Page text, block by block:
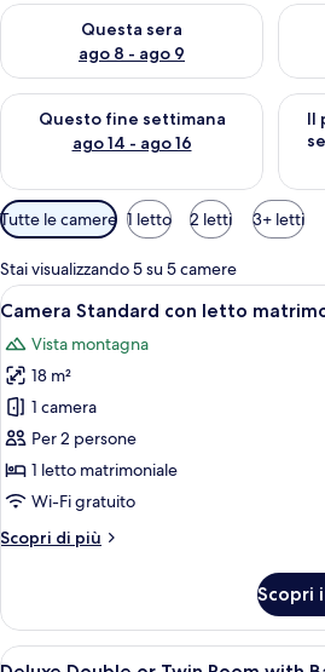
Questa sera
ago 8 - ago 9
Verifica la disponibilità per questa
Questo fine settimana
ago 14 - ago 16
Verifica la disponibilità per questo
Il
Filtri
disponibili
per
le
camere
Tutte le camere 1 letto 2 letti 3+ letti
Stai visualizzando 5 su 5 camere
Apri
tutte
le
foto
per
Camera
Standard
con
matrimoniale
letti
singoli
6
Camera Standard con letto
Vista montagna
18 m²
1 camera
Per 2 persone
1 letto matrimoniale
Wi-Fi gratuito
Scopri di più
Altri
Standard
con
letto
Scopri
Apri
Una
4